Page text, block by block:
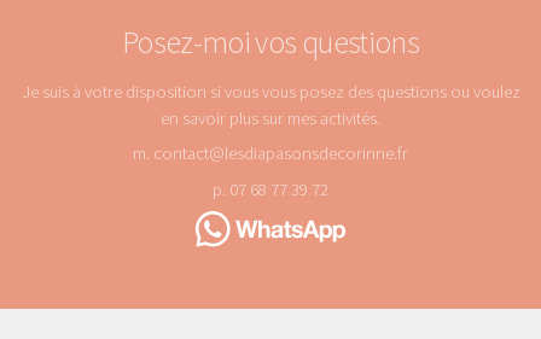
Posez-moi vos questions
Je suis à votre disposition si vous vous posez des questions ou voulez
en savoir plus sur mes activités.
m. contact@lesdiapasonsdecorinne.fr
p. 07 68 77 39 72